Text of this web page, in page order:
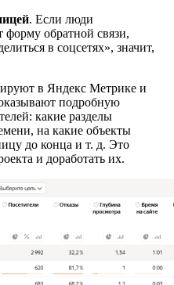
. Если люди
обратной связи,
в соцсетях», значит,
в Яндекс Метрике и
подробную
какие разделы
на какие объекты
до конца и т. д. Это
и доработать их.